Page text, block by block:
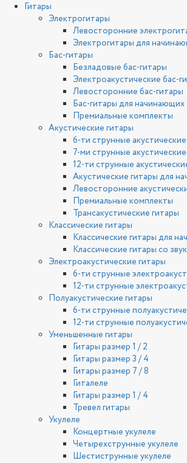
Гитары
Электрогитары
Левосторонние
Электрогитары для
Бас-гитары
Безладовые бас-гитары
Электроакустические бас-
Левосторонние бас-гитары
Бас-гитары для начинающих
Премиальные комплекты
Акустические гитары
6-ти струнные
7-ми струнные
12-ти струнные
Акустические гитары для
Левосторонние
Премиальные комплекты
Трансакустические гитары
Классические гитары
Классические гитары для
Классические гитары со
Электроакустические гитары
6-ти струнные
12-ти струнные
Полуакустические гитары
6-ти струнные
12-ти струнные
Уменьшенные гитары
Гитары размер 1 / 2
Гитары размер 3 / 4
Гитары размер 7 / 8
Гиталеле
Гитары размер 1 / 4
Тревел гитары
Укулеле
Концертные укулеле
Четырехструнные укулеле
Шестиструнные укулеле